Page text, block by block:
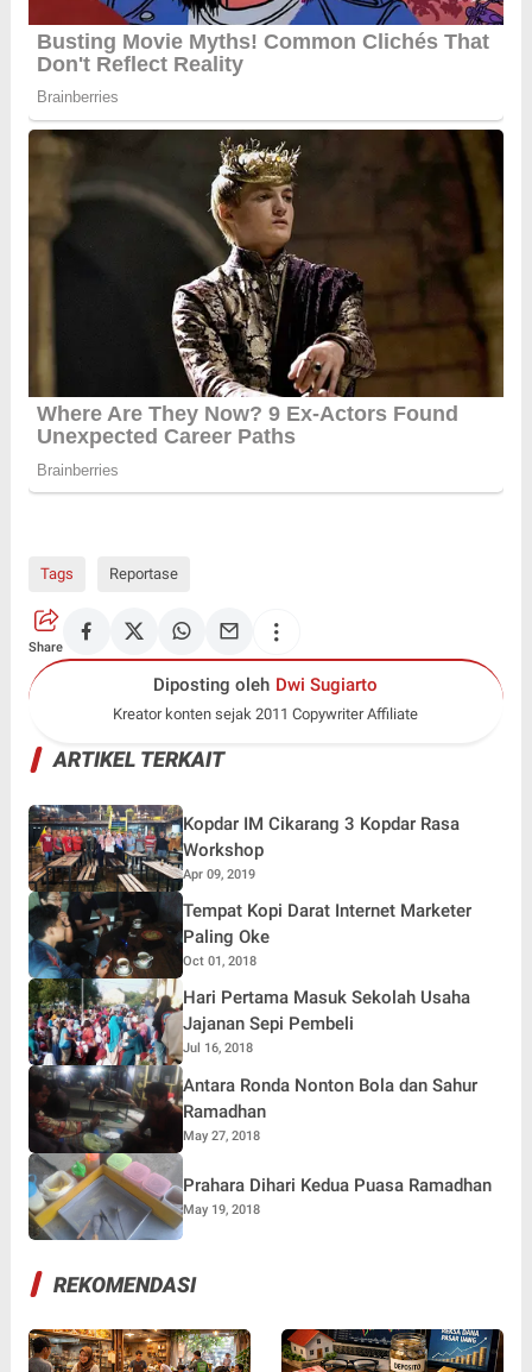
Tags Reportase
Share
Diposting oleh Dwi Sugiarto
Kreator konten sejak 2011 Copywriter Affiliate
ARTIKEL TERKAIT
Kopdar IM Cikarang 3 Kopdar Rasa
Workshop
Apr 09, 2019
Tempat Kopi Darat Internet Marketer
Paling Oke
Oct 01, 2018
Hari Pertama Masuk Sekolah Usaha
Jajanan Sepi Pembeli
Jul 16, 2018
Antara Ronda Nonton Bola dan Sahur
Ramadhan
May 27, 2018
Prahara Dihari Kedua Puasa Ramadhan
May 19, 2018
REKOMENDASI